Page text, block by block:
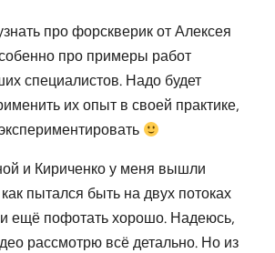
про форскверик от Алексея
про примеры работ
специалистов. Надо будет
их опыт в своей практике,
и Кириченко у меня вышли
пытался быть на двух потоках
ещё пофотать хорошо. Надеюсь,
рассмотрю всё детально. Но из